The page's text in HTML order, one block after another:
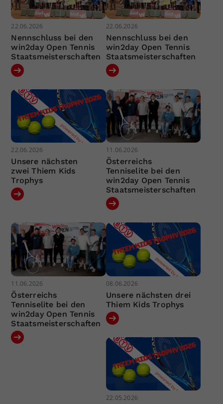
22.06.2026
Nennschluss bei den
win2day Open Tennis
Staatsmeisterschaften
22.06.2026
Nennschluss bei den
win2day Open Tennis
Staatsmeisterschaften
22.06.2026
Unsere nächsten
zwei Thiem Kids
Trophys
11.06.2026
Österreichs
Tenniselite bei den
win2day Open Tennis
Staatsmeisterschaften
11.06.2026
Österreichs
Tenniselite bei den
win2day Open Tennis
Staatsmeisterschaften
08.06.2026
Unsere nächsten drei
Thiem Kids Trophys
22.05.2026